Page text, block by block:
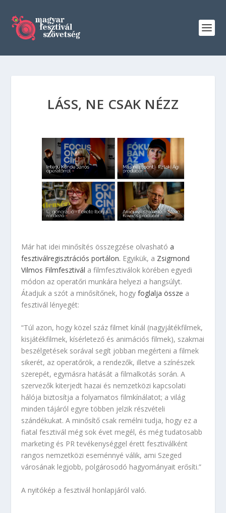
LÁSS, NE CSAK NÉZZ
Már hat idei minősítés összegzése olvashatóa
fesztiválregisztrációs portálon. Egyikük, a Zsigmond
Vilmos Filmfesztivál a filmfesztiválok körében egyedi
módon az operatőri munkára helyezi a hangsúlyt.
Átadjuk a szót a minősítőnek, hogyfoglalja össze a
fesztivál lényegét:
“Túl azon, hogy közel száz filmet kínál (nagyjátékfilmek,
kisjátékfilmek, kísérletező és animációs filmek), szakmai
beszélgetések sorával segít jobban megérteni a filmek
sikerét, az operatőrök, a rendezők, illetve a színészek
szerepét, egymásra hatását a filmalkotás során. A
szervezők kiterjedt hazai és nemzetközi kapcsolati
hálója biztosítja a folyamatos filmkínálatot; a világ
minden tájáról egyre többen jelzik részvételi
szándékukat. A minősítő csak remélni tudja, hogy ez a
fiatal fesztivál még sok évet megél, és még tudatosabb
marketing és PR tevékenységgel érett fesztiválként
rangos nemzetközi eseménnyé válik, ami Szeged
városának legjobb, polgárosodó hagyományait erősíti.”
A nyitókép a fesztivál honlapjáról való.